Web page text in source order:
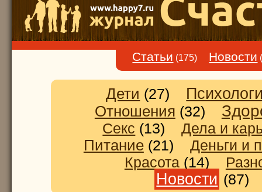
Статьи (175) Новости
Дети (27)
Отношения (32)
Секс (13) Дела и
Питание(21) Деньги и
Красота (14)
Новости